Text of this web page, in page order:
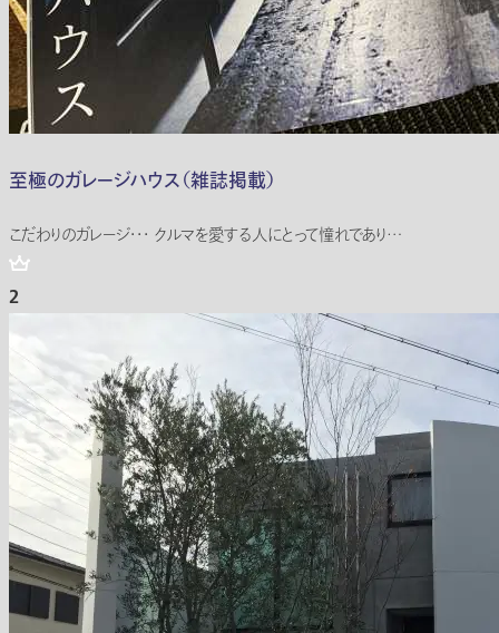
至極のガレージハウス（雑誌掲載）
こだわりのガレージ・・・ クルマを愛する人にとって憧れであり…
2